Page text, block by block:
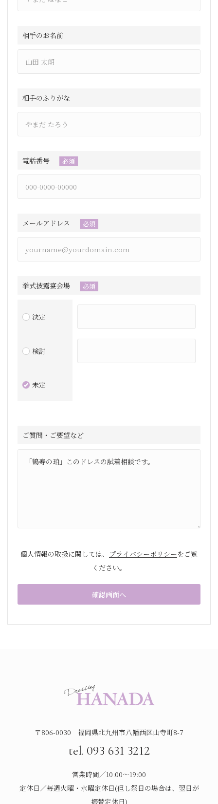
相手のお名前
相手のふりがな
電話番号 必須
メールアドレス 必須
挙式披露宴会場 必須
決定
検討
未定
ご質問・ご要望など
個人情報の取扱に関しては、 プライバシーポリシーをご覧
ください。
〒806-0030 福岡県北九州市八幡西区山寺町8-7
tel. 093 631 3212
営業時間／10:00～19:00
定休日／毎週火曜・水曜定休日(但し祭日の場合は、翌日が
振替定休日)